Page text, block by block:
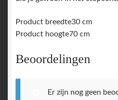
Product breedte30 cm
Product hoogte70 cm
Beoordelingen
Er zijn nog geen